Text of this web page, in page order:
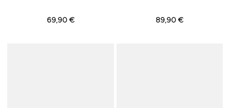
69,90 € 89,90 €